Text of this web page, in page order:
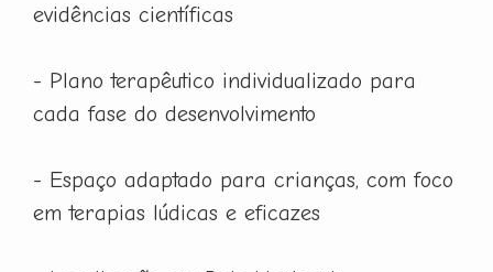
evidências científicas
- Plano terapêutico individualizado para
cada fase do desenvolvimento
- Espaço adaptado para crianças, com foco
em terapias lúdicas e eficazes